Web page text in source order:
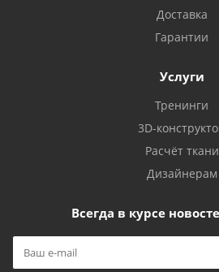
Доставка
Гарантии
Услуги
Тренинги
3D-
Расчёт ткани
Дизайнерам
Всегда в курсе